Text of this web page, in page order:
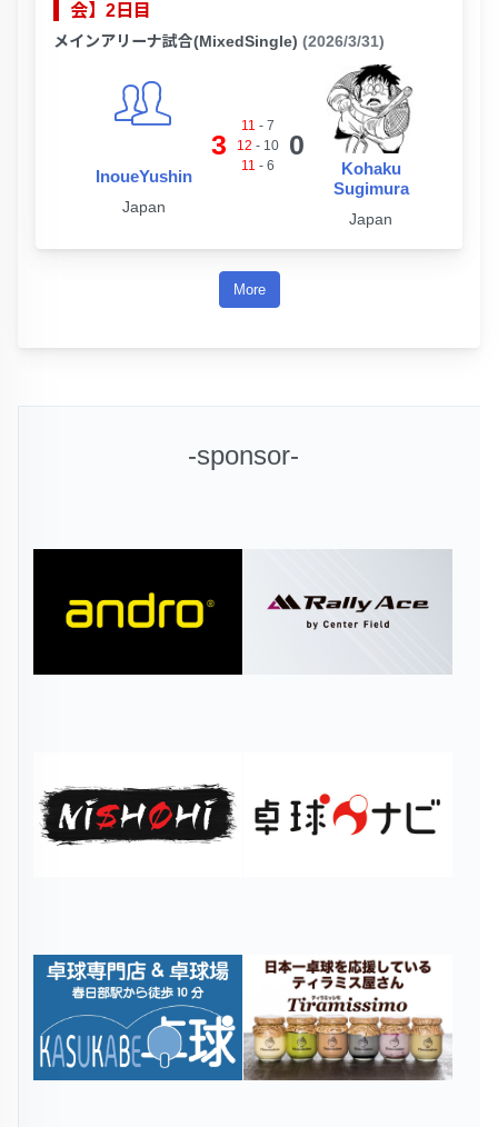
会】2日目
メインアリーナ試合(MixedSingle) (2026/3/31)
InoueYushin
Japan
3
11 - 7
12 - 10
11 - 6
0
Kohaku
Sugimura
Japan
More
-sponsor-